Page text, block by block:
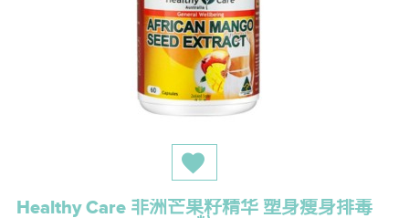
Healthy Care 非洲芒果籽精华 塑身瘦身排毒